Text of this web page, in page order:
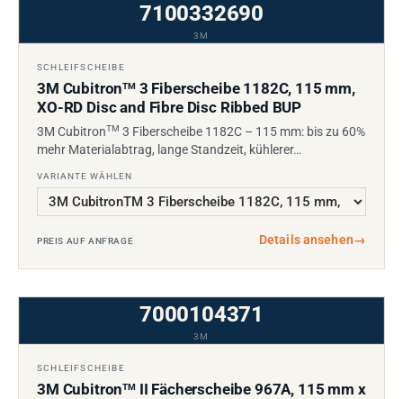
7100332690
3M
SCHLEIFSCHEIBE
3M CubitronTM3 Fiberscheibe 1182C, 115 mm,
XO-RD Disc and Fibre Disc Ribbed BUP
3M CubitronTM 3 Fiberscheibe 1182C – 115 mm: bis zu 60%
mehr Materialabtrag, lange Standzeit, kühlerer…
VARIANTE WÄHLEN
PREIS AUF ANFRAGE Details ansehen→
7000104371
3M
SCHLEIFSCHEIBE
3M CubitronTMII Fächerscheibe 967A, 115 mm x